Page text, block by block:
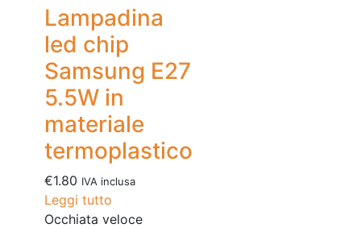
Lampadina
led chip
Samsung E27
5.5W in
materiale
termoplastico
€1.80 IVA inclusa
Leggi tutto
Occhiata veloce